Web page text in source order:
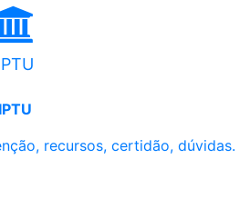
IPTU
recursos, certidão, dúvidas.